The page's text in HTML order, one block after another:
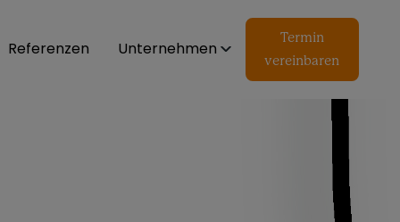
Referenzen Unternehmen
Termin
vereinbaren